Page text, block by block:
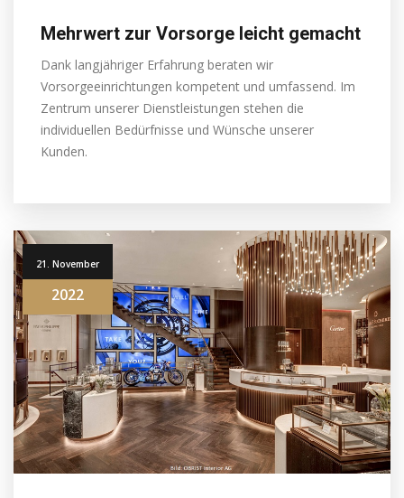
Mehrwert zur Vorsorge leicht gemacht
Dank langjähriger Erfahrung beraten wir
Vorsorgeeinrichtungen kompetent und umfassend. Im
Zentrum unserer Dienstleistungen stehen die
individuellen Bedürfnisse und Wünsche unserer
Kunden.
21. November
2022